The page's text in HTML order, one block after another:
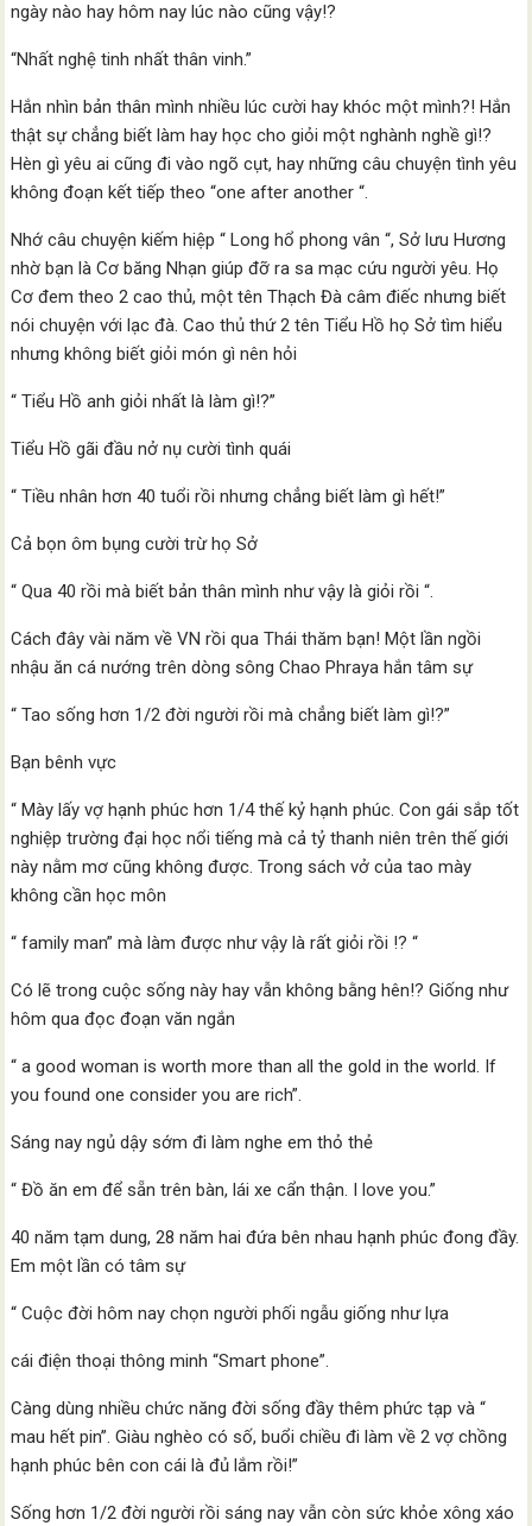
ngày nào hay hôm nay lúc nào cũng vậy!?
“Nhất nghệ tinh nhất thân vinh.”
Hắn nhìn bản thân mình nhiều lúc cười hay khóc một mình?! Hắn
thật sự chẳng biết làm hay học cho giỏi một nghành nghề gì!?
Hèn gì yêu ai cũng đi vào ngõ cụt, hay những câu chuyện tình yêu
không đoạn kết tiếp theo “one after another “.
Nhớ câu chuyện kiếm hiệp “ Long hổ phong vân “, Sở lưu Hương
nhờ bạn là Cơ băng Nhạn giúp đỡ ra sa mạc cứu người yêu. Họ
Cơ đem theo 2 cao thủ, một tên Thạch Đà câm điếc nhưng biết
nói chuyện với lạc đà. Cao thủ thứ 2 tên Tiểu Hồ họ Sở tìm hiểu
nhưng không biết giỏi món gì nên hỏi
“ Tiểu Hồ anh giỏi nhất là làm gì!?”
Tiểu Hồ gãi đầu nở nụ cười tình quái
“ Tiều nhân hơn 40 tuổi rồi nhưng chẳng biết làm gì hết!”
Cả bọn ôm bụng cười trừ họ Sở
“ Qua 40 rồi mà biết bản thân mình như vậy là giỏi rồi “.
Cách đây vài năm về VN rồi qua Thái thăm bạn! Một lần ngồi
nhậu ăn cá nướng trên dòng sông Chao Phraya hắn tâm sự
“ Tao sống hơn 1/2 đời người rồi mà chẳng biết làm gì!?”
Bạn bênh vực
“ Mày lấy vợ hạnh phúc hơn 1/4 thế kỷ hạnh phúc. Con gái sắp tốt
nghiệp trường đại học nổi tiếng mà cả tỷ thanh niên trên thế giới
này nằm mơ cũng không được. Trong sách vở của tao mày
không cần học môn
“ family man” mà làm được như vậy là rất giỏi rồi !? “
Có lẽ trong cuộc sống này hay vẫn không bằng hên!? Giống như
hôm qua đọc đoạn văn ngắn
“ a good woman is worth more than all the gold in the world. If
you found one consider you are rich”.
Sáng nay ngủ dậy sớm đi làm nghe em thỏ thẻ
“ Đồ ăn em để sẵn trên bàn, lái xe cẩn thận. I love you.”
40 năm tạm dung, 28 năm hai đứa bên nhau hạnh phúc đong đầy.
Em một lần có tâm sự
“ Cuộc đời hôm nay chọn người phối ngẫu giống như lựa
cái điện thoại thông minh “Smart phone”.
Càng dùng nhiều chức năng đời sống đầy thêm phức tạp và “
mau hết pin”. Giàu nghèo có số, buổi chiều đi làm về 2 vợ chồng
hạnh phúc bên con cái là đủ lắm rồi!”
Sống hơn 1/2 đời người rồi sáng nay vẫn còn sức khỏe xông xáo